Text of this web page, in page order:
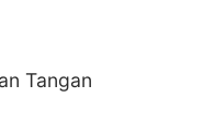
Tangan